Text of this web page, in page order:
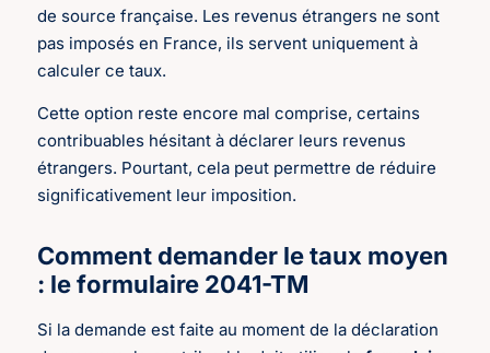
de source française. Les revenus étrangers ne sont
pas imposés en France, ils servent uniquement à
calculer ce taux.
Cette option reste encore mal comprise, certains
contribuables hésitant à déclarer leurs revenus
étrangers. Pourtant, cela peut permettre de réduire
significativement leur imposition.
Comment demander le taux moyen
: le formulaire 2041-TM
Si la demande est faite au moment de la déclaration